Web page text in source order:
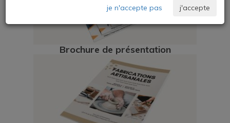
Brochure de présentation
je n'accepte pas j'accepte